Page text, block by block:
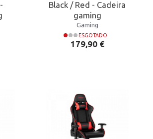
Black / Red - Cadeira
gaming
Gaming
ESGOTADO
Preço
179,90 €